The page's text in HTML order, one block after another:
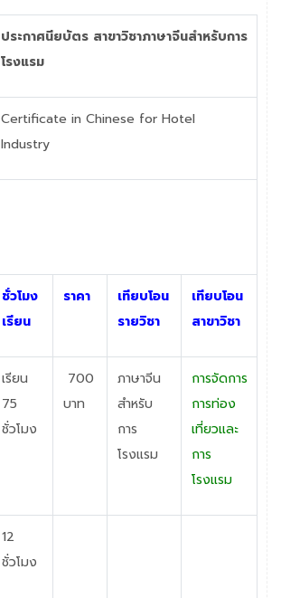
ประกาศนียบัตร สาขาวิชาภาษาจีนสำหรับการ
โรงแรม
Certificate in Chinese for Hotel
Industry
ชั่วโมง
เรียน
ราคา
เทียบโอน
รายวิชา
เทียบโอน
สาขาวิชา
เรียน
75
ชั่วโมง
700
บาท
ภาษาจีน
สำหรับ
การ
โรงแรม
การจัดการ
การท่อง
เที่ยวและ
การ
โรงแรม
12
ชั่วโมง